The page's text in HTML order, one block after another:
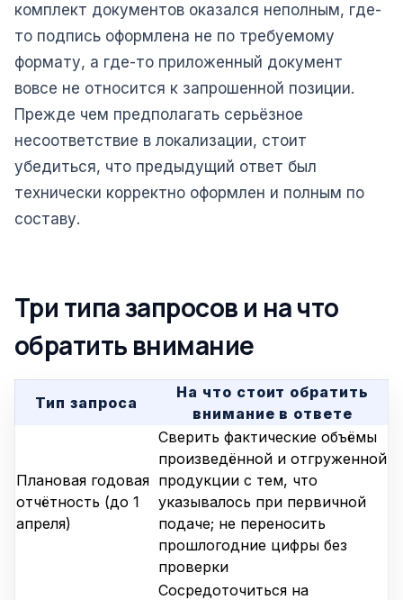
комплект документов оказался неполным, где-
то подпись оформлена не по требуемому
формату, а где-то приложенный документ
вовсе не относится к запрошенной позиции.
Прежде чем предполагать серьёзное
несоответствие в локализации, стоит
убедиться, что предыдущий ответ был
технически корректно оформлен и полным по
составу.
Три типа запросов и на что
обратить внимание
Тип запроса
На что стоит обратить
внимание в ответе
Плановая годовая
отчётность (до 1
апреля)
Сверить фактические объёмы
произведённой и отгруженной
продукции с тем, что
указывалось при первичной
подаче; не переносить
прошлогодние цифры без
проверки
Сосредоточиться на